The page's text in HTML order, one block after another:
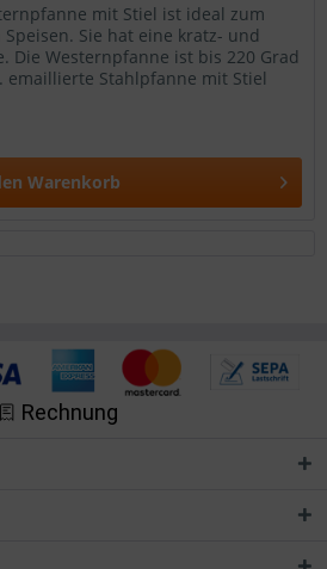
mit Stiel ist ideal zum
Sie hat eine kratz- und
Die Westernpfanne ist bis 220 Grad
emaillierte Stahlpfanne mit Stiel
Warenkorb